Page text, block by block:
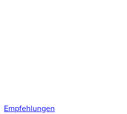
Empfehlungen